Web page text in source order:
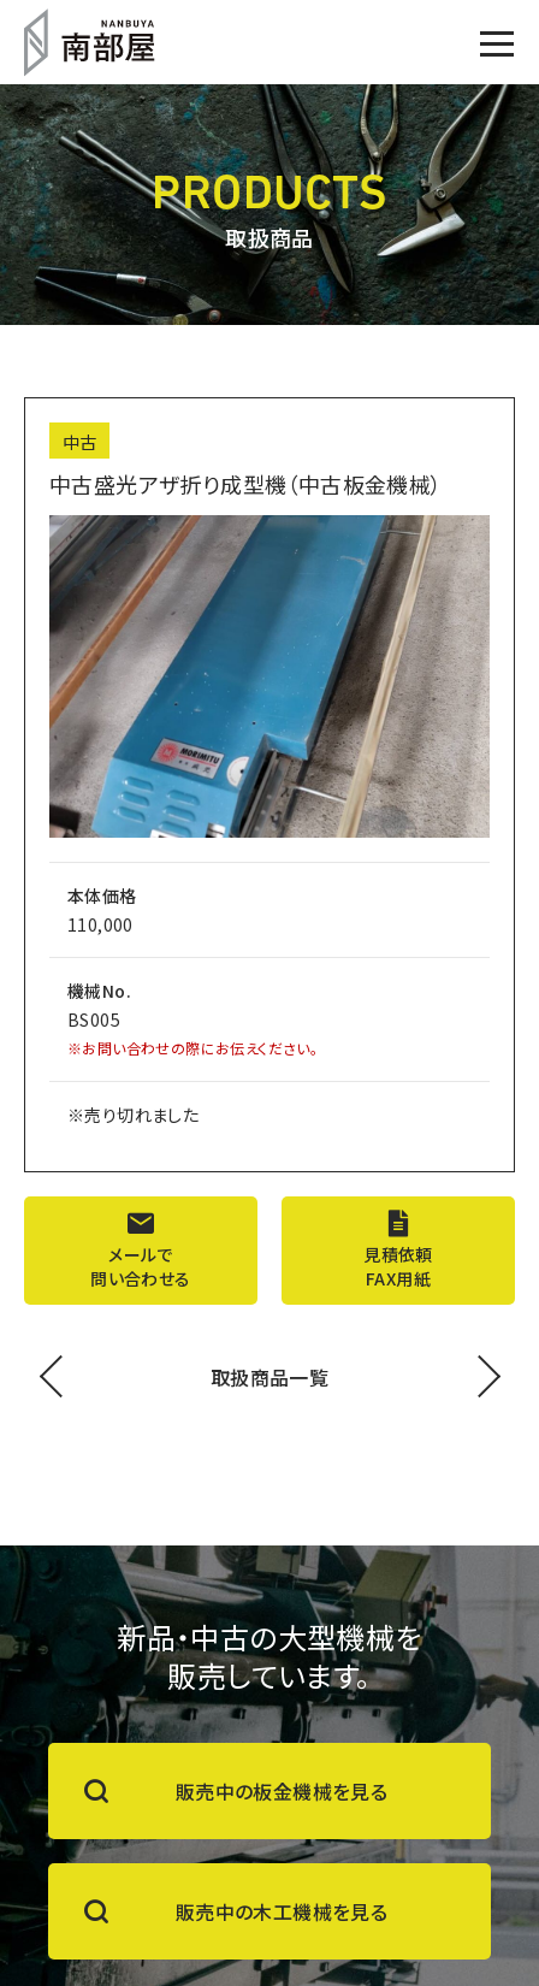
PRODUCTS
取扱商品
中古
中古盛光アザ折り成型機（中古板金機械）
本体価格
110,000
機械No.
BS005
※お問い合わせの際にお伝えください。
※売り切れました
メールで
問い合わせる
見積依頼
FAX用紙
取扱商品一覧
新品・中古の大型機械を
販売しています。
販売中の板金機械を見る
販売中の木工機械を見る